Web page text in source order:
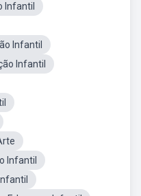
Infantil
Infantil
Infantil
Infantil